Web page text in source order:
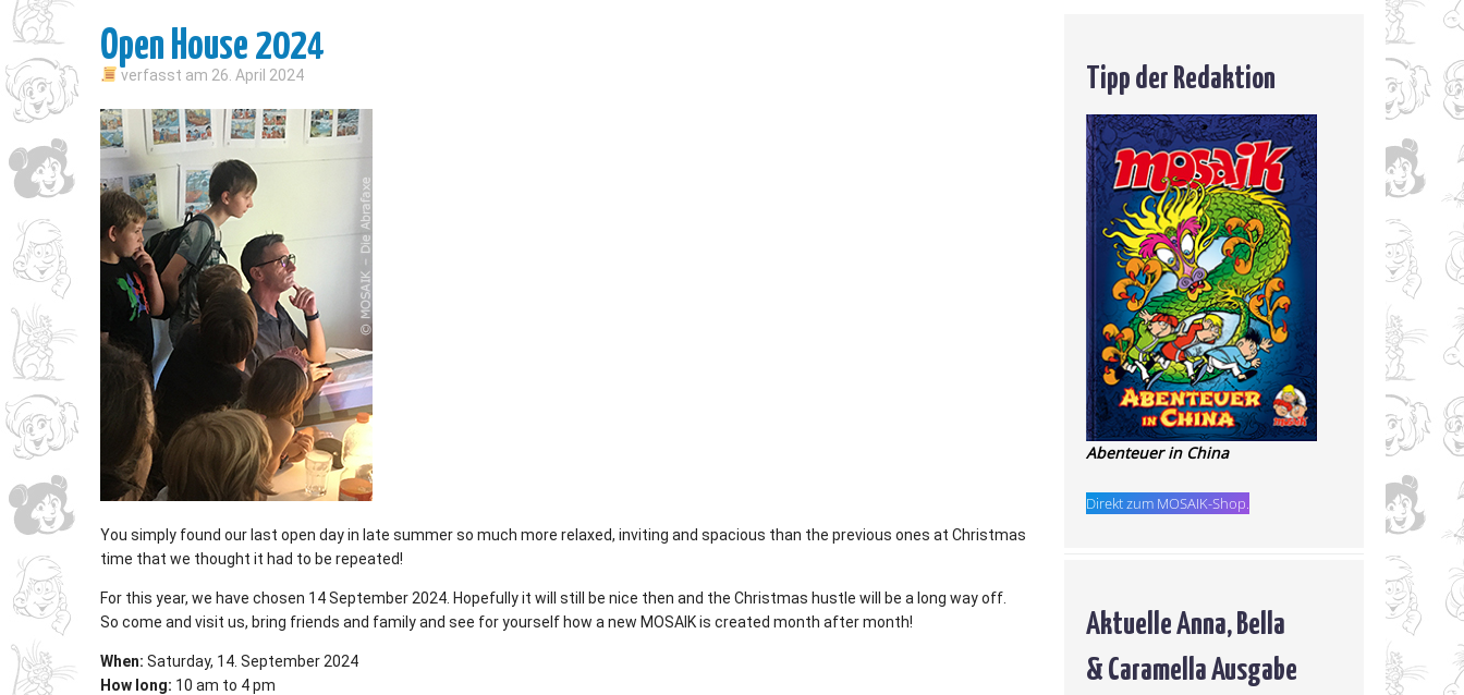
Open House 2024
verfasst am 26. April 2024
You simply found our last open day in late summer so much more relaxed, inviting and spacious than the previous ones at Christmas
time that we thought it had to be repeated!
For this year, we have chosen 14 September 2024. Hopefully it will still be nice then and the Christmas hustle will be a long way off.
So come and visit us, bring friends and family and see for yourself how a new MOSAIK is created month after month!
When: Saturday, 14. September 2024
How long: 10 am to 4 pm
Tipp der Redaktion
Abenteuer in China
Direkt zum MOSAIK-Shop.
Aktuelle Anna, Bella
& Caramella Ausgabe